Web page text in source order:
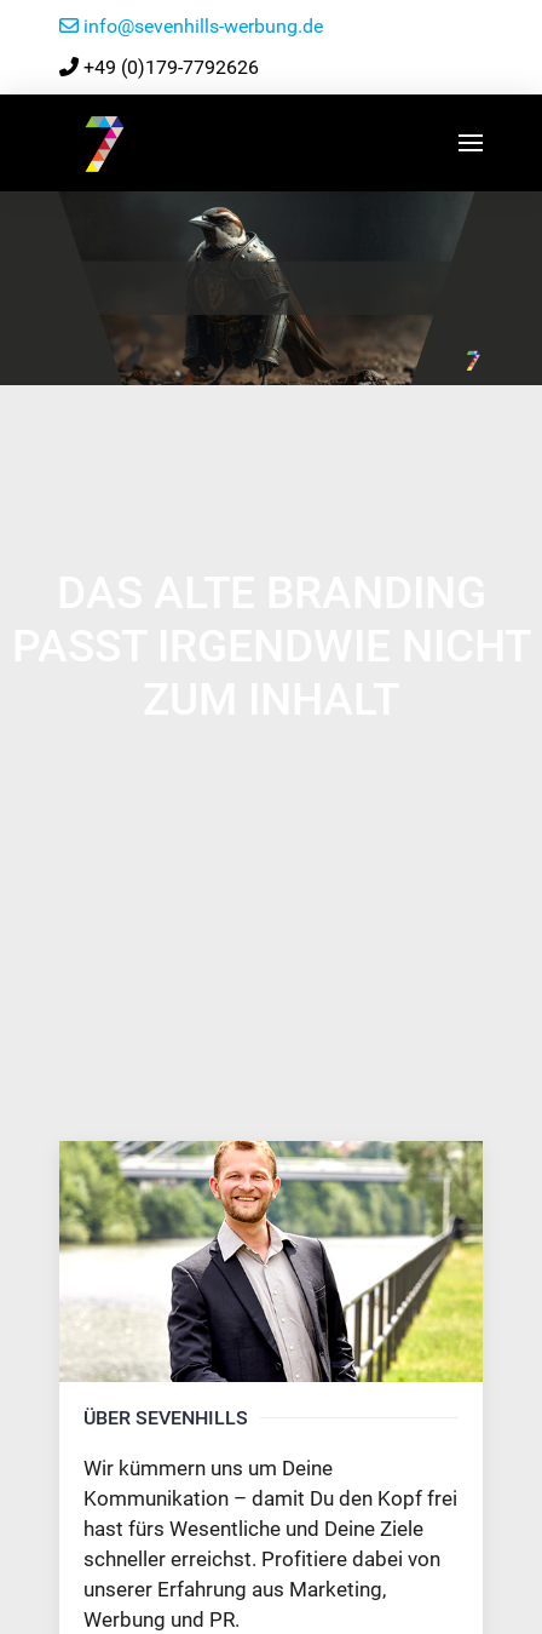
info@sevenhills-werbung.de
+49 (0)179-7792626
ÜBER SEVENHILLS
Wir kümmern uns um Deine
Kommunikation – damit Du den Kopf frei
hast fürs Wesentliche und Deine Ziele
schneller erreichst. Profitiere dabei von
unserer Erfahrung aus Marketing,
Werbung und PR.